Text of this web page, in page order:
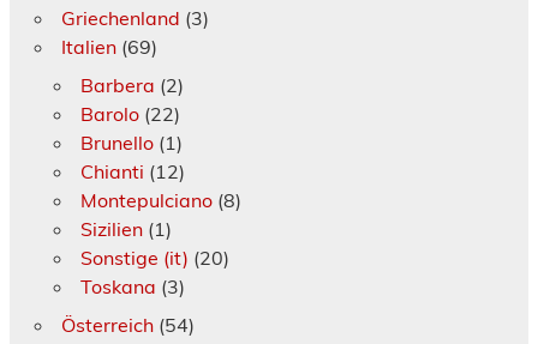
Griechenland (3)
Italien(69)
Barbera (2)
Barolo(22)
Brunello(1)
Chianti (12)
Montepulciano(8)
Sizilien(1)
Sonstige (it) (20)
Toskana (3)
Österreich(54)